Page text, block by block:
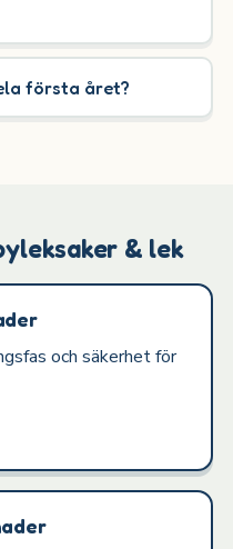
första året?
& lek
och säkerhet för